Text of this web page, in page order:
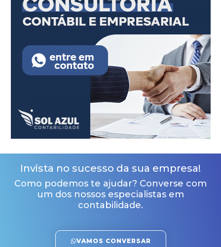
Invista no sucesso da sua empresa!
Como podemos te ajudar? Converse com
um dos nossos especialistas em
contabilidade.
VAMOS CONVERSAR